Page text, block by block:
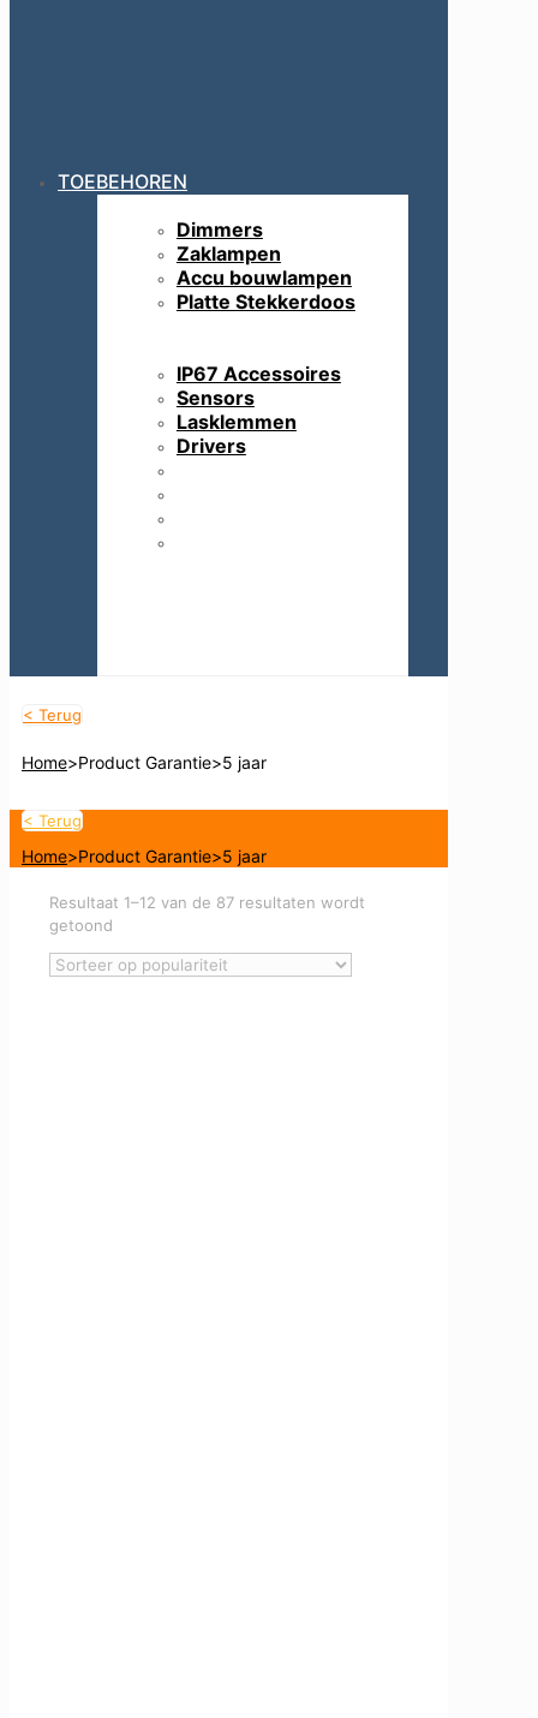
TOEBEHOREN
Dimmers
Zaklampen
Accu bouwlampen
Platte Stekkerdoos
IP67 Accessoires
Sensors
Lasklemmen
Drivers
< Terug
Home>Product Garantie>5 jaar
< Terug
Home>Product Garantie>5 jaar
Resultaat 1–12 van de 87 resultaten wordt
getoond
populariteit